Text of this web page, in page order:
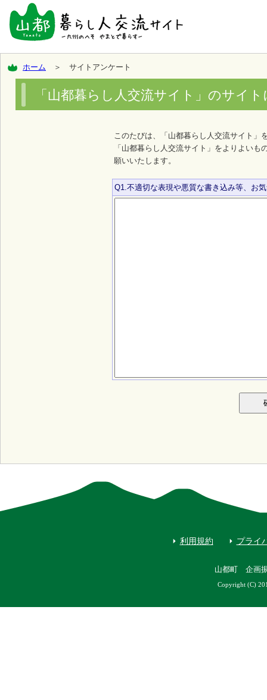
ホーム ＞ サイトアンケート
「山都暮らし人交流サイト」のサイ
このたびは、「山都暮らし人交流サイト」
「山都暮らし人交流サイト」をよりよい
願いいたします。
Q1.不適切な表現や悪質な書き込み等、お
利用規約 プライ
山都町 企画
Copyright (C)